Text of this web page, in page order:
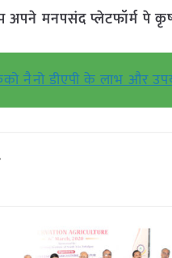
मनपसंद प्लेटफॉर्म पे
नैनो डीएपी के लाभ और